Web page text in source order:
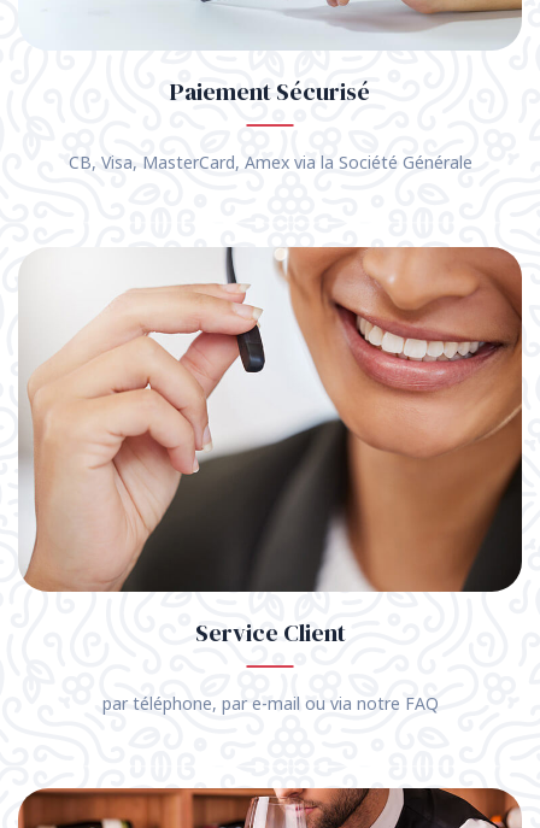
Paiement Sécurisé
CB, Visa, MasterCard, Amex via la Société Générale
Service Client
par téléphone, par e-mail ou via notre FAQ